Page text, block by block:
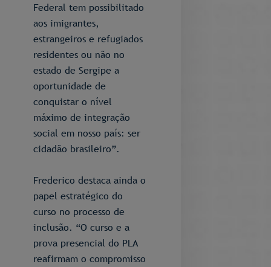
Federal tem possibilitado
aos imigrantes,
estrangeiros e refugiados
residentes ou não no
estado de Sergipe a
oportunidade de
conquistar o nível
máximo de integração
social em nosso país: ser
cidadão brasileiro”.
Frederico destaca ainda o
papel estratégico do
curso no processo de
inclusão. “O curso e a
prova presencial do PLA
reafirmam o compromisso